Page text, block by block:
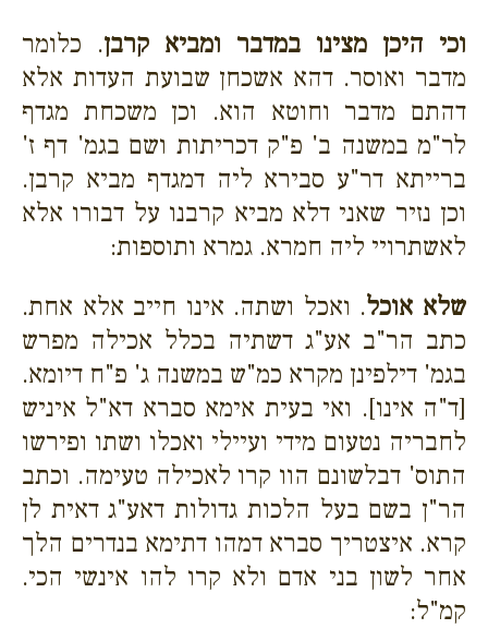
וכי היכן מצינו במדבר ומביא קרבן. כלומר
מדבר ואוסר. דהא אשכחן שבועת העדות אלא
דהתם מדבר וחוטא הוא. וכן משכחת מגדף
לר"מ במשנה ב' פ"ק דכריתות ושם בגמ' דף ז'
ברייתא דר"ע סבירא ליה דמגדף מביא קרבן.
וכן נזיר שאני דלא מביא קרבנו על דבורו אלא
לאשתרויי ליה חמרא. גמרא ותוספות:
שלא אוכל. ואכל ושתה. אינו חייב אלא אחת.
כתב הר"ב אע"ג דשתיה בכלל אכילה מפרש
בגמ' דילפינן מקרא כמ"ש במשנה ג' פ"ח דיומא.
[ד"ה אינו]. ואי בעית אימא סברא דא"ל איניש
לחבריה נטעום מידי ועיילי ואכלו ושתו ופירשו
התוס' דבלשונם הוו קרו לאכילה טעימה. וכתב
הר"ן בשם בעל הלכות גדולות דאע"ג דאית לן
קרא. איצטריך סברא דמהו דתימא בנדרים הלך
אחר לשון בני אדם ולא קרו להו אינשי הכי.
קמ"ל: